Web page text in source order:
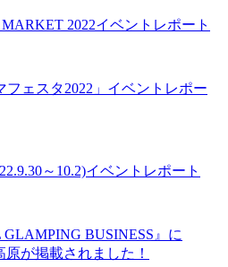
2022イベントレポート
フェスタ2022」イベントレポー
～10.2)イベントレポート
GLAMPING BUSINESS』に
が掲載されました！